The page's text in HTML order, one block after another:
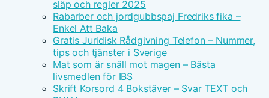
släp och regler 2025
Rabarber och jordgubbspaj Fredriks fika –
Enkel Att Baka
Gratis Juridisk Rådgivning Telefon – Nummer,
tips och tjänster i Sverige
Mat som är snäll mot magen – Bästa
livsmedlen för IBS
Skrift Korsord 4 Bokstäver – Svar TEXT och